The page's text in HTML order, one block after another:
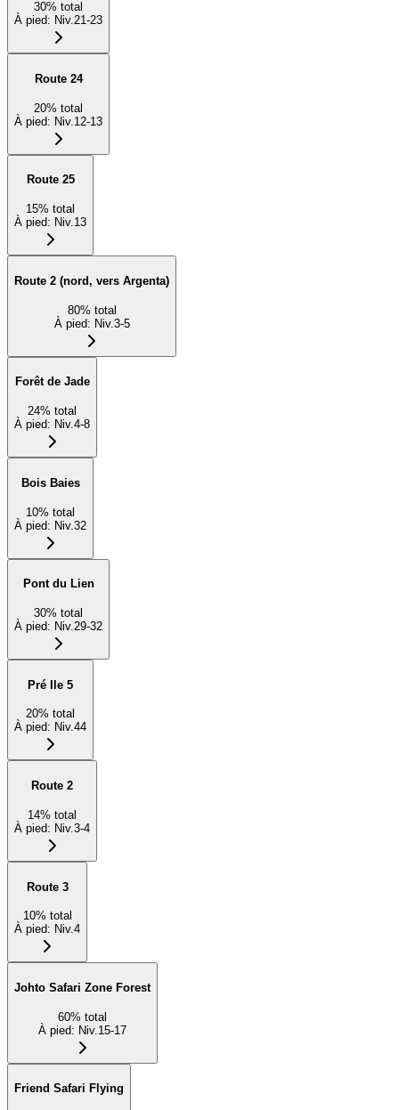
30% total
À pied: Niv.21-23
Route 24
20% total
À pied: Niv.12-13
Route 25
15% total
À pied: Niv.13
Route 2 (nord, vers Argenta)
80% total
À pied: Niv.3-5
Forêt de Jade
24% total
À pied: Niv.4-8
Bois Baies
10% total
À pied: Niv.32
Pont du Lien
30% total
À pied: Niv.29-32
Pré Ile 5
20% total
À pied: Niv.44
Route 2
14% total
À pied: Niv.3-4
Route 3
10% total
À pied: Niv.4
Johto Safari Zone Forest
60% total
À pied: Niv.15-17
Friend Safari Flying